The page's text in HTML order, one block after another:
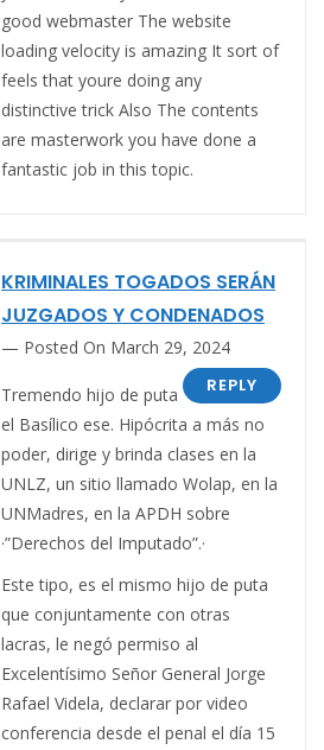
good webmaster The website
loading velocity is amazing It sort of
feels that youre doing any
distinctive trick Also The contents
are masterwork you have done a
fantastic job in this topic.
KRIMINALES TOGADOS SERÁN
JUZGADOS Y CONDENADOS
Posted On March 29, 2024
REPLY
Tremendo hijo de puta
el Basílico ese. Hipócrita a más no
poder, dirige y brinda clases en la
UNLZ, un sitio llamado Wolap, en la
UNMadres, en la APDH sobre
·”Derechos del Imputado”.·
Este tipo, es el mismo hijo de puta
que conjuntamente con otras
lacras, le negó permiso al
Excelentísimo Señor General Jorge
Rafael Videla, declarar por video
conferencia desde el penal el día 15